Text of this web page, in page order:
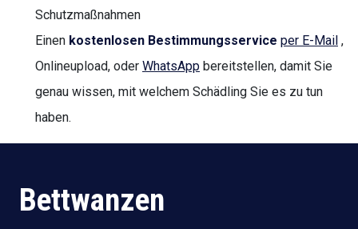
Schutzmaßnahmen
Einen kostenlosen Bestimmungsservice per E-Mail ,
Onlineupload, oder WhatsApp bereitstellen, damit Sie
genau wissen, mit welchem Schädling Sie es zu tun
haben.
Bettwanzen